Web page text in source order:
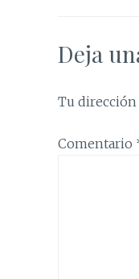
Deja
Tu dirección
Comentario